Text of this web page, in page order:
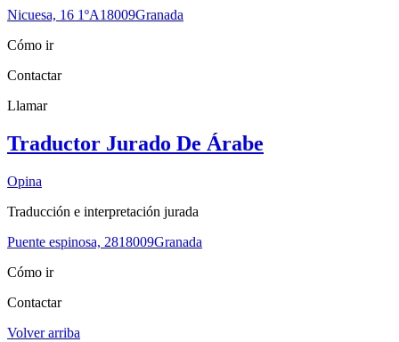
Nicuesa, 16 1ºA18009Granada
Cómo ir
Contactar
Llamar
Traductor Jurado De Árabe
Opina
Traducción e interpretación jurada
Puente espinosa, 2818009Granada
Cómo ir
Contactar
Volver arriba